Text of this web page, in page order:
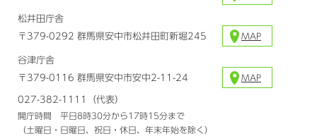
松井田庁舎
〒379-0292 群馬県安中市松井田町新堀245
MAP
谷津庁舎
〒379-0116 群馬県安中市安中2-11-24
MAP
027-382-1111（代表）
開庁時間 平日8時30分から17時15分まで
（土曜日・日曜日、祝日・休日、年末年始を除く）